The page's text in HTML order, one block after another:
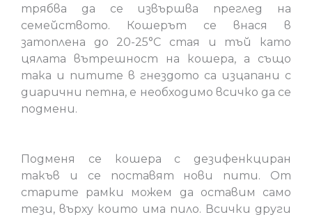
трябва да се извършва преглед на
семейството. Кошерът се внася в
затоплена до 20-25°C стая и тъй като
цялата вътрешност на кошера, а също
така и питите в гнездото са изцапани с
диарични петна, е необходимо всичко да се
подмени.
Подменя се кошера с дезифенкциран
такъв и се поставят нови пити. От
старите рамки можем да оставим само
тези, върху които има пило. Всички други